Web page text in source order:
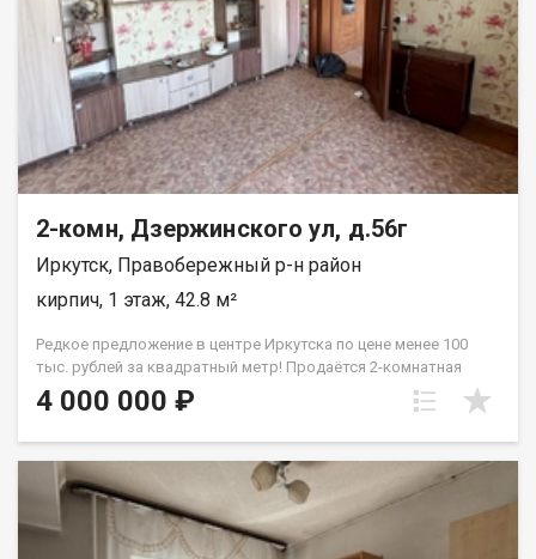
2-комн, Дзержинского ул, д.56г
Иркутск, Правобережный р-н район
кирпич, 1 этаж, 42.8 м²
Редкое предложение в центре Иркутска по цене менее 100
тыс. рублей за квадратный метр! Продаётся 2-комнатная
благоустроенная квартира в самом центре Иркутска, на улице
Дзержинского. Это один из самых востребованных районов
так и для сдачи в аренду. Квартира расположена на первом
этаже двухэтажного кирпичного дома. Площадь: общая 42,8
м2/ жилая 30 м2/ кухня 7 м2. Планировка комнат смежная.
Квартира требует обновления, что уже отражено в
стоимости. Это отличная возможность приобрести
4 000 000 ₽